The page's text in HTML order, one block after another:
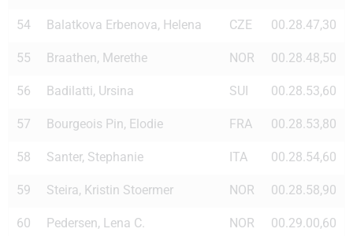
54 Balatkova Erbenova, Helena CZE 00.28.47,30
55 Braathen, Merethe NOR 00.28.48,50
56 Badilatti, Ursina SUI 00.28.53,60
57 Bourgeois Pin, Elodie FRA 00.28.53,80
58 Santer, Stephanie ITA 00.28.54,60
59 Steira, Kristin Stoermer NOR 00.28.58,90
60 Pedersen, Lena C. NOR 00.29.00,60